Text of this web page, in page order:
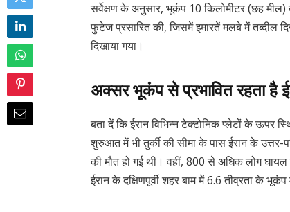
सर्वेक्षण के अनुसार, भूकंप 10 किलोमीटर (छह
फुटेज प्रसारित की, जिसमें इमारतें मलबे में तब्दील
दिखाया गया।
अक्सर भूकंप से प्रभावित रहता है
बता दें कि ईरान विभिन्न टेक्टोनिक प्लेटों के
शुरुआत में भी तुर्की की सीमा के पास ईरान के उत्तर-
की मौत हो गई थी। वहीं, 800 से अधिक लोग
ईरान के दक्षिणपूर्वी शहर बाम में 6.6 तीव्रता के